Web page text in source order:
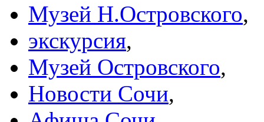
Музей Н.Островского,
экскурсия,
Музей Островского,
Новости Сочи,